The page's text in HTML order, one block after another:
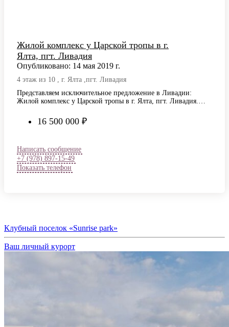
Жилой комплекс у Царской тропы в г.
Ялта, пгт. Ливадия
Опубликовано: 14 мая 2019 г.
4 этаж из 10 , г. Ялта ,пгт. Ливадия
Представляем исключительное предложение в Ливадии:
Жилой комплекс у Царской тропы в г. Ялта, пгт. Ливадия.
16 500 000 ₽
Написать сообщение
+7 (978) 897-15-49
Показать телефон
Клубный поселок «Sunrise park»
Ваш личный курорт